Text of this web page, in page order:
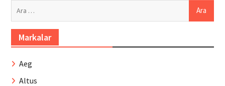
Markalar
Aeg
Altus